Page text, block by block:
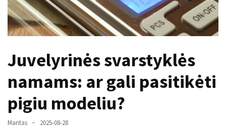
dujų
balionui:
maža
kurios
svarbos
nereikėtų
nuvertinti
Trys
pakeistos
Juvelyrinės svarstyklės
namams: ar gali pasitikėti
pigiu modeliu?
Mantas 2025-08-28